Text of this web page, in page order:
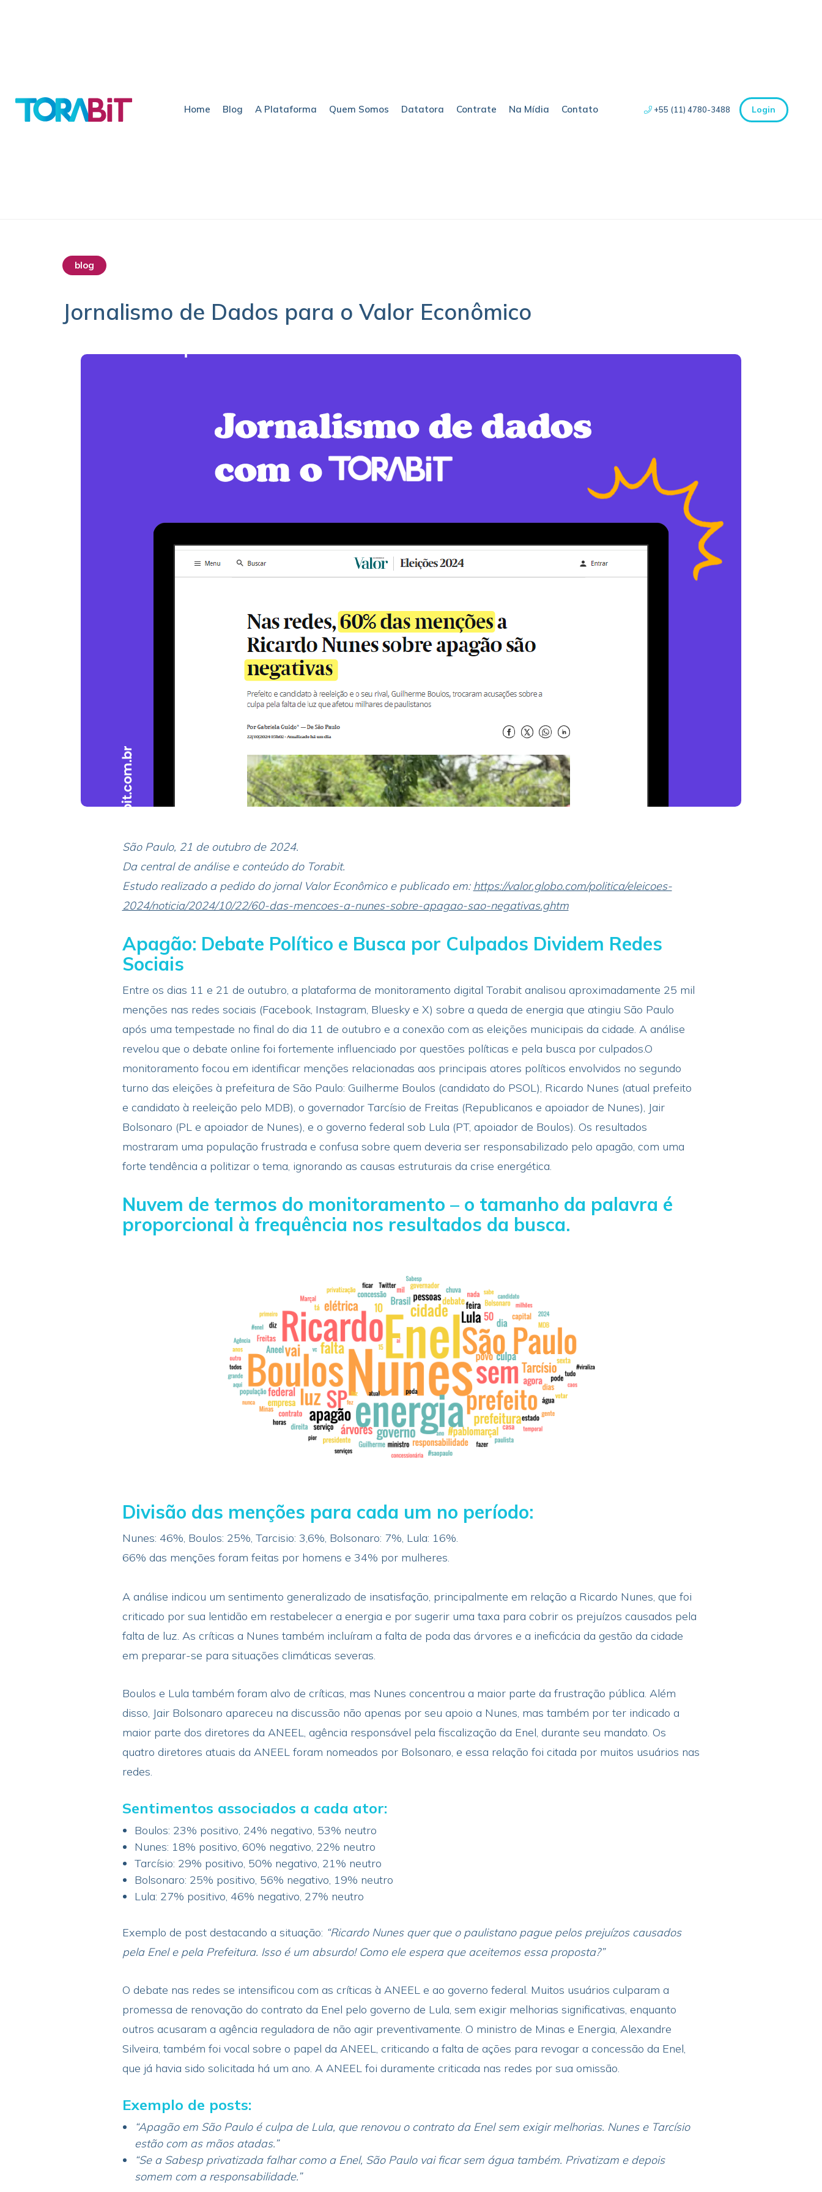
Home Blog A Plataforma Quem Somos Datatora Contrate Na Mídia Contato +55 (11) 4780-3488 Login
blog
Jornalismo de Dados para o Valor Econômico
São Paulo, 21 de outubro de 2024.
Da central de análise e conteúdo do Torabit.
Estudo realizado a pedido do jornal Valor Econômico e publicado em: https://valor.globo.com/politica/eleicoes-
2024/noticia/2024/10/22/60-das-mencoes-a-nunes-sobre-apagao-sao-negativas.ghtm
Apagão: Debate Político e Busca por Culpados Dividem Redes
Sociais
Entre os dias 11 e 21 de outubro, a plataforma de monitoramento digital Torabit analisou aproximadamente 25 mil
menções nas redes sociais (Facebook, Instagram, Bluesky e X) sobre a queda de energia que atingiu São Paulo
após uma tempestade no final do dia 11 de outubro e a conexão com as eleições municipais da cidade. A análise
revelou que o debate online foi fortemente influenciado por questões políticas e pela busca por culpados.O
monitoramento focou em identificar menções relacionadas aos principais atores políticos envolvidos no segundo
turno das eleições à prefeitura de São Paulo: Guilherme Boulos (candidato do PSOL), Ricardo Nunes (atual prefeito
e candidato à reeleição pelo MDB), o governador Tarcísio de Freitas (Republicanos e apoiador de Nunes), Jair
Bolsonaro (PL e apoiador de Nunes), e o governo federal sob Lula (PT, apoiador de Boulos). Os resultados
mostraram uma população frustrada e confusa sobre quem deveria ser responsabilizado pelo apagão, com uma
forte tendência a politizar o tema, ignorando as causas estruturais da crise energética.
Nuvem de termos do monitoramento – o tamanho da palavra é
proporcional à frequência nos resultados da busca.
Divisão das menções para cada um no período:
Nunes: 46%, Boulos: 25%, Tarcisio: 3,6%, Bolsonaro: 7%, Lula: 16%.
66% das menções foram feitas por homens e 34% por mulheres.
A análise indicou um sentimento generalizado de insatisfação, principalmente em relação a Ricardo Nunes, que foi
criticado por sua lentidão em restabelecer a energia e por sugerir uma taxa para cobrir os prejuízos causados pela
falta de luz. As críticas a Nunes também incluíram a falta de poda das árvores e a ineficácia da gestão da cidade
em preparar-se para situações climáticas severas.
Boulos e Lula também foram alvo de críticas, mas Nunes concentrou a maior parte da frustração pública. Além
disso, Jair Bolsonaro apareceu na discussão não apenas por seu apoio a Nunes, mas também por ter indicado a
maior parte dos diretores da ANEEL, agência responsável pela fiscalização da Enel, durante seu mandato. Os
quatro diretores atuais da ANEEL foram nomeados por Bolsonaro, e essa relação foi citada por muitos usuários nas
redes.
Sentimentos associados a cada ator:
Boulos: 23% positivo, 24% negativo, 53% neutro
Nunes: 18% positivo, 60% negativo, 22% neutro
Tarcísio: 29% positivo, 50% negativo, 21% neutro
Bolsonaro: 25% positivo, 56% negativo, 19% neutro
Lula: 27% positivo, 46% negativo, 27% neutro
Exemplo de post destacando a situação: “Ricardo Nunes quer que o paulistano pague pelos prejuízos causados
pela Enel e pela Prefeitura. Isso é um absurdo! Como ele espera que aceitemos essa proposta?”
O debate nas redes se intensificou com as críticas à ANEEL e ao governo federal. Muitos usuários culparam a
promessa de renovação do contrato da Enel pelo governo de Lula, sem exigir melhorias significativas, enquanto
outros acusaram a agência reguladora de não agir preventivamente. O ministro de Minas e Energia, Alexandre
Silveira, também foi vocal sobre o papel da ANEEL, criticando a falta de ações para revogar a concessão da Enel,
que já havia sido solicitada há um ano. A ANEEL foi duramente criticada nas redes por sua omissão.
Exemplo de posts:
“Apagão em São Paulo é culpa de Lula, que renovou o contrato da Enel sem exigir melhorias. Nunes e Tarcísio
estão com as mãos atadas.”
“Se a Sabesp privatizada falhar como a Enel, São Paulo vai ficar sem água também. Privatizam e depois
somem com a responsabilidade.”